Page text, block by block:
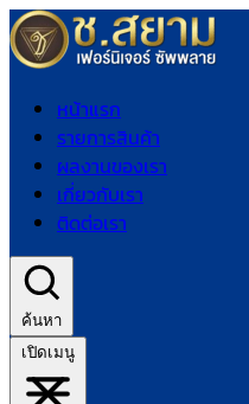
หน้าแรก
รายการสินค้า
ผลงานของเรา
เกี่ยวกับเรา
ติดต่อเรา
ค้นหา
เปิดเมนู